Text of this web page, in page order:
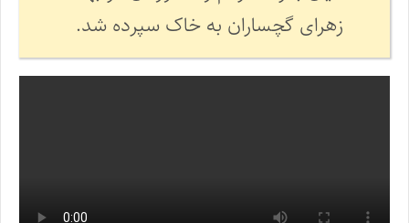
زهرای گچساران به خاک سپرده شد.